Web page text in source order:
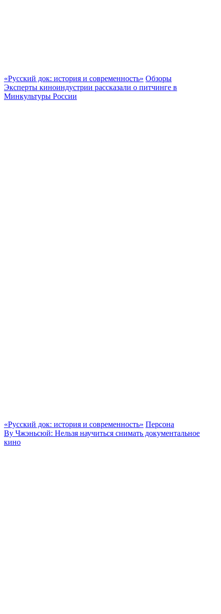
«Русский док: история и современность» Обзоры
Эксперты киноиндустрии рассказали о питчинге в
Минкультуры России
«Русский док: история и современность» Персона
Ву Чжэньсюй: Нельзя научиться снимать документальное
кино